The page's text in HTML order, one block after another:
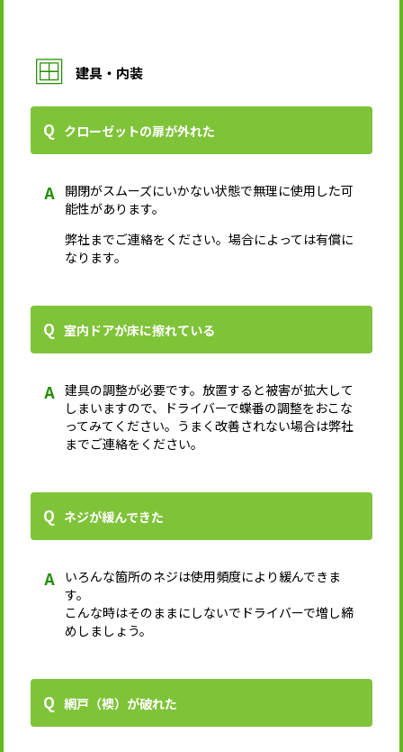
建具・内装
クローゼットの扉が外れた
開閉がスムーズにいかない状態で無理に使用した可
能性があります。
弊社までご連絡をください。場合によっては有償に
なります。
室内ドアが床に擦れている
建具の調整が必要です。放置すると被害が拡大して
しまいますので、ドライバーで蝶番の調整をおこな
ってみてください。うまく改善されない場合は弊社
までご連絡をください。
ネジが緩んできた
いろんな箇所のネジは使用頻度により緩んできま
す。
こんな時はそのままにしないでドライバーで増し締
めしましょう。
網戸（襖）が破れた